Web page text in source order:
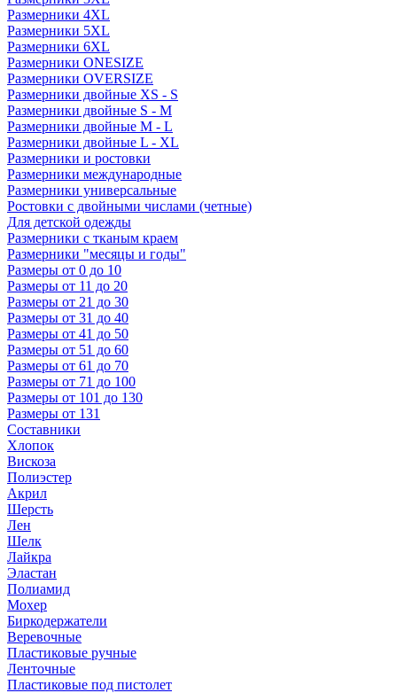
Размерники 4XL
Размерники 5XL
Размерники 6XL
Размерники ONESIZE
Размерники OVERSIZE
Размерники двойные XS - S
Размерники двойные S - M
Размерники двойные M - L
Размерники двойные L - XL
Размерники и ростовки
Размерники международные
Размерники универсальные
Ростовки с двойными числами (четные)
Для детской одежды
Размерники с тканым краем
Размерники "месяцы и годы"
Размеры от 0 до 10
Размеры от 11 до 20
Размеры от 21 до 30
Размеры от 31 до 40
Размеры от 41 до 50
Размеры от 51 до 60
Размеры от 61 до 70
Размеры от 71 до 100
Размеры от 101 до 130
Размеры от 131
Составники
Хлопок
Вискоза
Полиэстер
Акрил
Шерсть
Лен
Шелк
Лайкра
Эластан
Полиамид
Мохер
Биркодержатели
Веревочные
Пластиковые ручные
Ленточные
Пластиковые под пистолет